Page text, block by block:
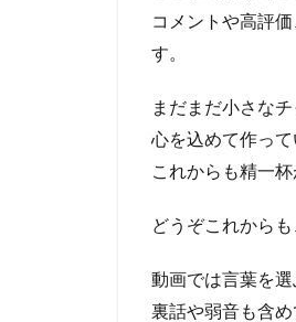
コメントや高評
す。
まだまだ小さな
心を込めて作っ
これからも精一杯
どうぞこれから
動画では言葉を選
裏話や弱音も含